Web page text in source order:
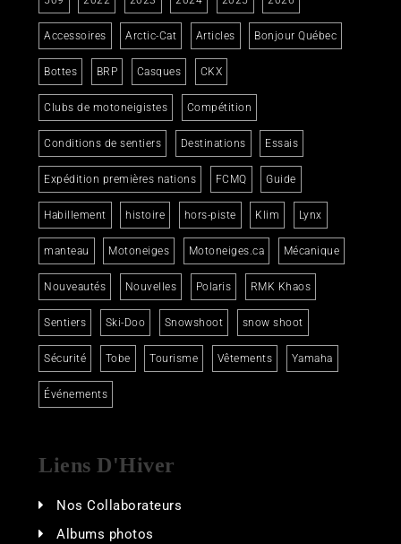
Accessoires Arctic-Cat Articles Bonjour Québec
Bottes BRP Casques CKX
Clubs de motoneigistes Compétition
Conditions de sentiers Destinations Essais
Expédition premières nations FCMQ Guide
Habillement histoire hors-piste Klim Lynx
manteau Motoneiges Motoneiges.ca Mécanique
Nouveautés Nouvelles Polaris RMK Khaos
Sentiers Ski-Doo Snowshoot snow shoot
Sécurité Tobe Tourisme Vêtements Yamaha
Événements
Liens D'Hiver
Nos Collaborateurs
Albums photos